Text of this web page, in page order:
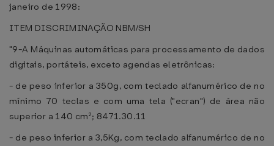
janeiro de 1998:
ITEM DISCRIMINAÇÃO NBM/SH
"9-A Máquinas automáticas para processamento de dados
digitais, portáteis, exceto agendas eletrônicas:
- de peso inferior a 350g, com teclado alfanumérico de no
mínimo 70 teclas e com uma tela ("ecran") de área não
superior a 140 cm²; 8471.30.11
- de peso inferior a 3,5Kg, com teclado alfanumérico de no